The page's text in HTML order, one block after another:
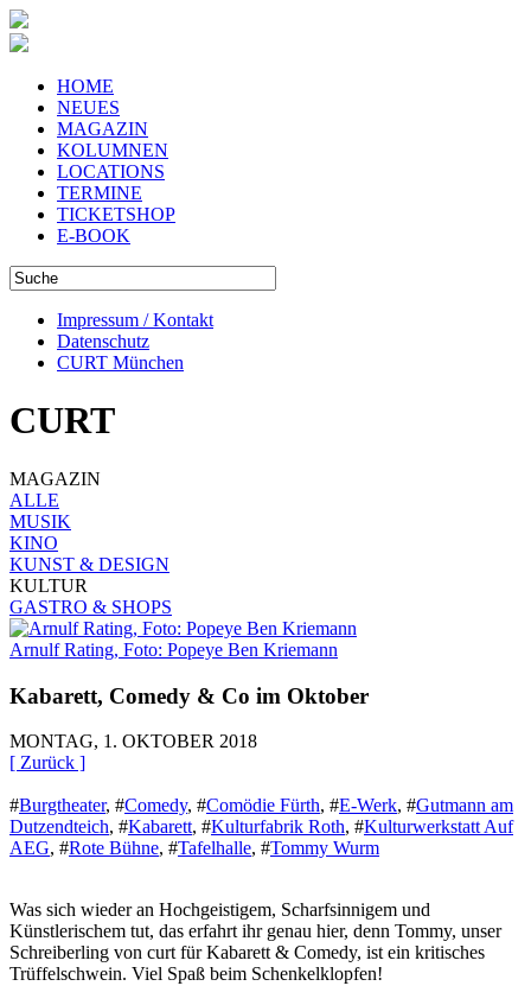
HOME
NEUES
MAGAZIN
KOLUMNEN
LOCATIONS
TERMINE
TICKETSHOP
E-BOOK
Impressum / Kontakt
Datenschutz
CURT München
CURT
MAGAZIN
ALLE
MUSIK
KINO
KUNST & DESIGN
KULTUR
GASTRO & SHOPS
Arnulf Rating, Foto: Popeye Ben Kriemann
Kabarett, Comedy & Co im Oktober
MONTAG, 1. OKTOBER 2018
[ Zurück ]
#Burgtheater, #Comedy, #Comödie Fürth, #E-Werk, #Gutmann am
Dutzendteich, #Kabarett, #Kulturfabrik Roth, #Kulturwerkstatt Auf
AEG, #Rote Bühne, #Tafelhalle, #Tommy Wurm
Was sich wieder an Hochgeistigem, Scharfsinnigem und
Künstlerischem tut, das erfahrt ihr genau hier, denn Tommy, unser
Schreiberling von curt für Kabarett & Comedy, ist ein kritisches
Trüffelschwein. Viel Spaß beim Schenkelklopfen!